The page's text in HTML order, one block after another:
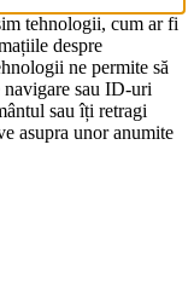
tehnologii, cum ar fi
despre
ne permite să
navigare sau ID-uri
sau îți retragi
asupra unor anumite